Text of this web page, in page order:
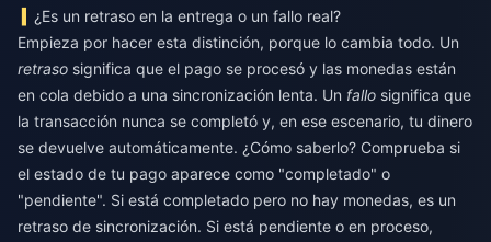
¿Es un retraso en la entrega o un fallo real?
Empieza por hacer esta distinción, porque lo cambia todo. Un
retraso significa que el pago se procesó y las monedas están
en cola debido a una sincronización lenta. Un fallo significa que
la transacción nunca se completó y, en ese escenario, tu dinero
se devuelve automáticamente. ¿Cómo saberlo? Comprueba si
el estado de tu pago aparece como "completado" o
"pendiente". Si está completado pero no hay monedas, es un
retraso de sincronización. Si está pendiente o en proceso,